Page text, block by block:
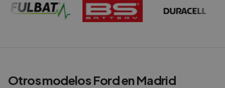
Otros modelosFordenMadrid